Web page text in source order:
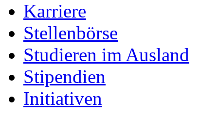
Karriere
Stellenbörse
Studieren im Ausland
Stipendien
Initiativen